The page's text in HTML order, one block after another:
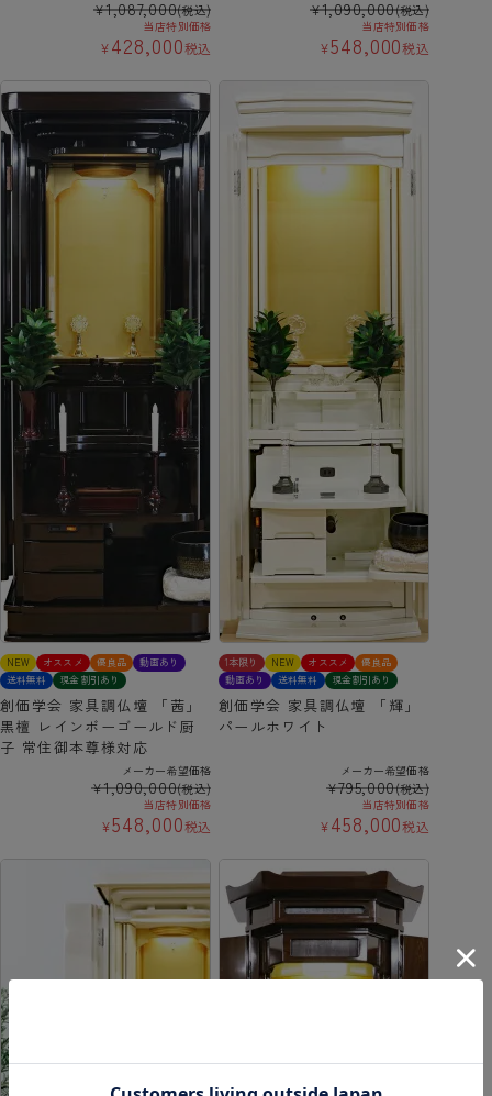
¥1,087,000(税込)
当店特別価格
¥428,000税込
¥1,090,000(税込)
当店特別価格
¥548,000税込
NEW オススメ 優良品
動画あり
送料無料
現金割引あり
創価学会 家具調仏壇 「茜」
黒檀 レインボーゴールド厨
子 常住御本尊様対応
メーカー希望価格
¥1,090,000(税込)
当店特別価格
¥548,000税込
1本限り NEW オススメ
優良品
動画あり
送料無料 現金割引あり
創価学会 家具調仏壇 「輝」
パールホワイト
メーカー希望価格
¥795,000(税込)
当店特別価格
¥458,000税込